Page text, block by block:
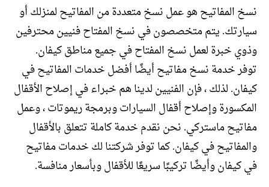
نسخ المفاتيح هو عمل نسخ متعددة من المفاتيح لمنزلك أو
سيارتك. يتم متخصصون في نسخ المفتاح فنيين محترفين
وذوي خبرة لعمل نسخ المفتاح في جميع مناطق كيفان.
توفر خدمة نسخ مفاتيح أيضًا أفضل خدمات المفاتيح في
كيفان. لذلك ، فإن الفنيين لدينا هم خبراء في إصلاح الأقفال
المكسورة وإصلاح أقفال السيارات وبرمجة ريموتات ، وعمل
مفاتيح ماستركي. نحن نقدم خدمة كاملة تتعلق بالأقفال
والمفاتيح في كيفان. كما توفر شركتنا لك خدمات مفاتيح
في كيفان وأيضًا تركيبًا سريعًا للأقفال وبأسعار منافسة.